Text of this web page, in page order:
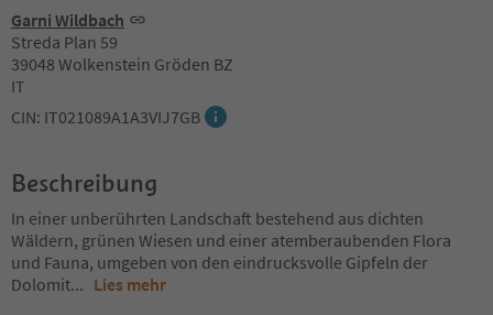
Garni Wildbach
Streda Plan 59
39048 Wolkenstein Gröden BZ
IT
CIN: IT021089A1A3VIJ7GB
Beschreibung
In einer unberührten Landschaft bestehend aus dichten
Wäldern, grünen Wiesen und einer atemberaubenden Flora
und Fauna, umgeben von den eindrucksvolle Gipfeln der
Dolomit... Lies mehr